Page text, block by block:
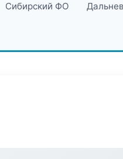
Сибирский ФО